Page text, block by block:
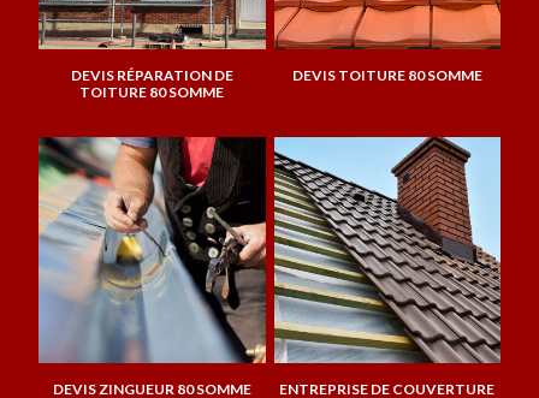
DEVIS RÉPARATION DE
TOITURE 80 SOMME
DEVIS TOITURE 80 SOMME
DEVIS ZINGUEUR 80 SOMME
ENTREPRISE DE COUVERTURE